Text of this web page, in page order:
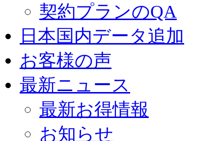
契約プランのQA
日本国内データ追加
お客様の声
最新ニュース
最新お得情報
お知らせ